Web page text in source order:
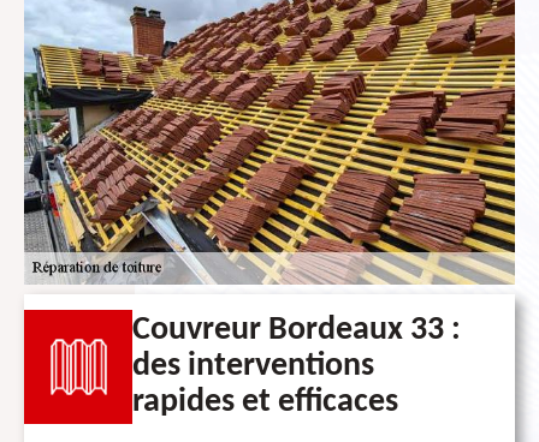
Couvreur Bordeaux 33 :
des interventions
rapides et efficaces